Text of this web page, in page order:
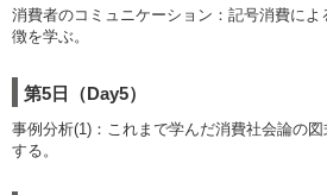
消費者のコミュニケーション：記号消費に
徴を学ぶ。
第5日（Day5）
事例分析(1)：これまで学んだ消費社会論の
する。